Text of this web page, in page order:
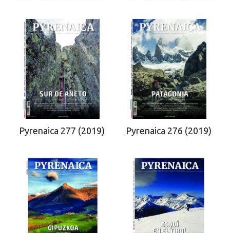
Pyrenaica 277 (2019) Pyrenaica 276 (2019)